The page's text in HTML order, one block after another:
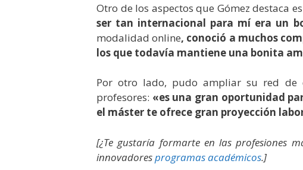
Otro de los aspectos que Gómez destaca
ser tan internacional para mí era un
modalidad online, conoció a muchos
los que todavía mantiene una bonita
Por otro lado, pudo ampliar su red de
profesores: «es una gran oportunidad
el máster te ofrece gran proyección
[¿Te gustaría formarte en las profesiones
innovadoresprogramas académicos.]